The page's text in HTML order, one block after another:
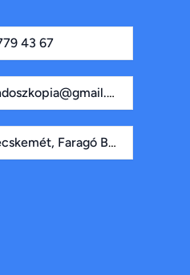
43 67
csosziendoszkopia@gmail.com
6000 Kecskemét, Faragó Béla fasor 4